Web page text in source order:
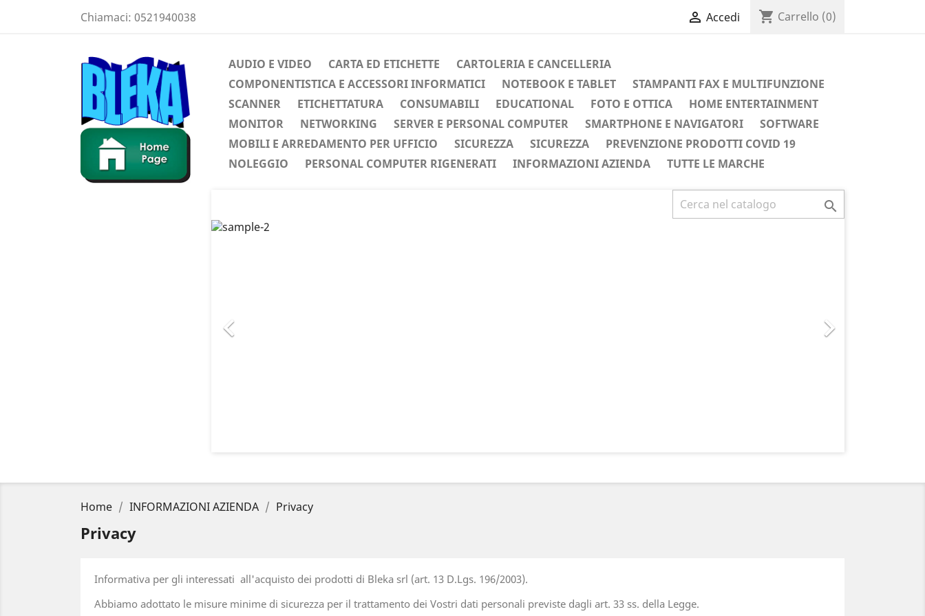
Chiamaci: 0521940038  Accedi shopping_cart Carrello (0)
AUDIO E VIDEO CARTA ED ETICHETTE
CARTOLERIA E CANCELLERIA
COMPONENTISTICA E ACCESSORI INFORMATICI
NOTEBOOK E TABLET
STAMPANTI FAX E MULTIFUNZIONE
SCANNER
ETICHETTATURA CONSUMABILI EDUCATIONAL FOTO E OTTICA
HOME ENTERTAINMENT
MONITOR
NETWORKING SERVER E PERSONAL COMPUTER SMARTPHONE E NAVIGATORI
SOFTWARE
MOBILI E ARREDAMENTO PER UFFICIO
SICUREZZA SICUREZZA
PREVENZIONE PRODOTTI COVID 19
NOLEGGIO
PERSONAL COMPUTER RIGENERATI INFORMAZIONI AZIENDA TUTTE LE MARCHE

 
Successivo
Home INFORMAZIONI AZIENDA Privacy
Privacy
Informativa per gli interessati all'acquisto dei prodotti di Bleka srl (art. 13 D.Lgs. 196/2003).
Abbiamo adottato le misure minime di sicurezza per il trattamento dei Vostri dati personali previste dagli art. 33 ss. della Legge.